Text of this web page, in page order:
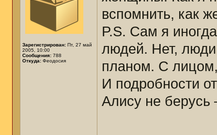
Зарегистрирован: Пт, 27 май
2005, 10:00
Сообщения: 788
Откуда: Феодосия
вспомнить, как
P.S. Сам я
людей. Нет, люди
планом. С
И подробности
Алису не